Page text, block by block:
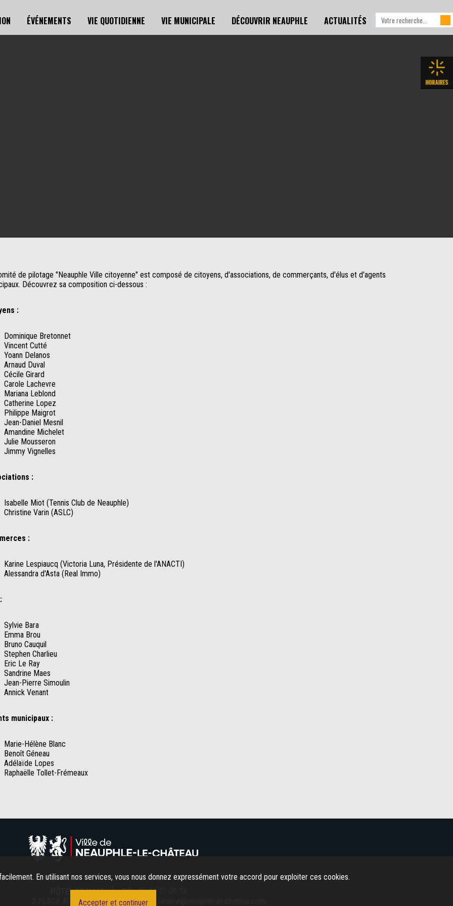
En utilisant nos services, vous nous donnez expressément votre accord pour exploiter ces cookies.
Accepter et continuer
ÉVÉNEMENTS VIE QUOTIDIENNE VIE MUNICIPALE DÉCOUVRIR NEAUPHLE ACTUALITÉS
de pilotage "Neauphle Ville citoyenne" est composé de citoyens, d'associations, de commerçants, d'élus et d'agents
Découvrez sa composition ci-dessous :
:
Dominique Bretonnet
Vincent Cutté
Yoann Delanos
Arnaud Duval
Cécile Girard
Carole Lachevre
Mariana Leblond
Catherine Lopez
Philippe Maigrot
Jean-Daniel Mesnil
Amandine Michelet
Julie Mousseron
Jimmy Vignelles
:
Isabelle Miot (Tennis Club de Neauphle)
Christine Varin (ASLC)
:
Karine Lespiaucq (Victoria Luna, Présidente de l'ANACTI)
Alessandra d'Asta (Real Immo)
Sylvie Bara
Emma Brou
Bruno Cauquil
Stephen Charlieu
Eric Le Ray
Sandrine Maes
Jean-Pierre Simoulin
Annick Venant
municipaux :
Marie-Hélène Blanc
Benoît Géneau
Adélaïde Lopes
Raphaëlle Tollet-Frémeaux
HÔTEL DE VILLE
2 PLACE AUX HERBES
TÉL.01 34 91 00 74
COURRIEL :